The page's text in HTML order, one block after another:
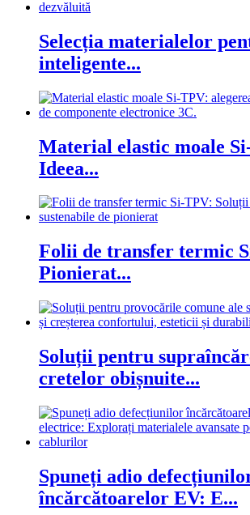
Selecția materialelor
inteligente...
Material elastic moale
Ideea...
Folii de transfer termic
Pionierat...
Soluții pentru
cretelor obișnuite...
Spuneți adio
încărcătoarelor EV: E...